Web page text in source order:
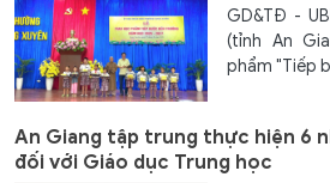
GD&TĐ -
(tỉnh An
phẩm "Tiếp
An Giang tập trung thực hiện 6
đối với Giáo dục Trung học